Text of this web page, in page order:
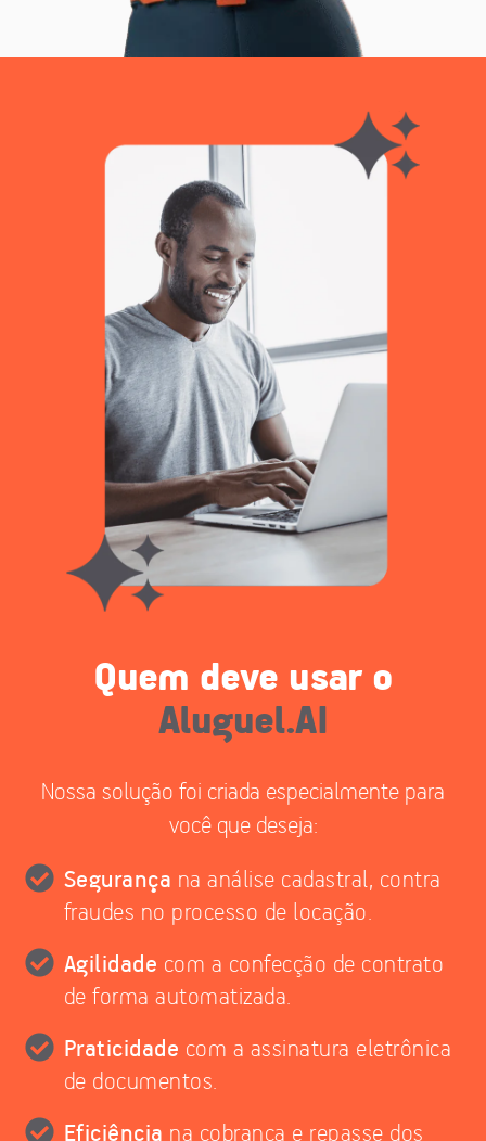
Quem deve usar o
Aluguel.AI
Nossa solução foi criada especialmente para
você que deseja:
Segurança na análise cadastral, contra
fraudes no processo de locação.
Agilidade com a confecção de contrato
de forma automatizada.
Praticidade com a assinatura eletrônica
de documentos.
Eficiência na cobrança e repasse dos